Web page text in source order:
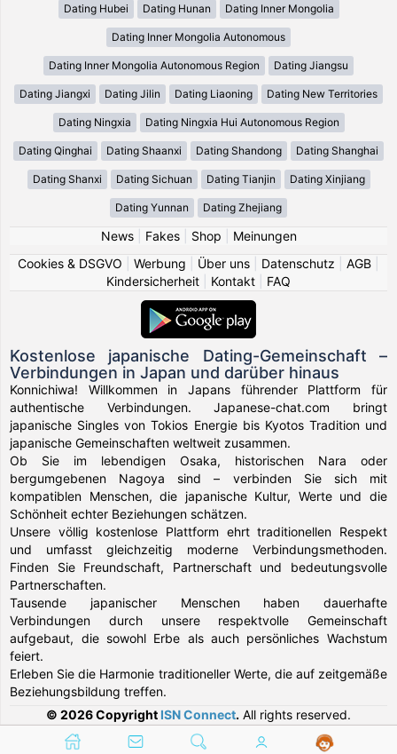
Dating Hubei Dating Hunan Dating Inner Mongolia
Dating Inner Mongolia Autonomous
Dating Inner Mongolia Autonomous Region Dating Jiangsu
Dating Jiangxi Dating Jilin Dating Liaoning Dating New Territories
Dating Ningxia Dating Ningxia Hui Autonomous Region
Dating Qinghai Dating Shaanxi Dating Shandong Dating Shanghai
Dating Shanxi Dating Sichuan Dating Tianjin Dating Xinjiang
Dating Yunnan Dating Zhejiang
News| Fakes| Shop
Meinungen
Cookies & DSGVO
Werbung Über uns Datenschutz AGB
Kindersicherheit
Kontakt FAQ
Kostenlose japanische Dating-Gemeinschaft –
Verbindungen in Japan und darüber hinaus
Konnichiwa! Willkommen in Japans führender Plattform für
authentische Verbindungen. Japanese-chat.com bringt
japanische Singles von Tokios Energie bis Kyotos Tradition und
japanische Gemeinschaften weltweit zusammen.
Ob Sie im lebendigen Osaka, historischen Nara oder
bergumgebenen Nagoya sind – verbinden Sie sich mit
kompatiblen Menschen, die japanische Kultur, Werte und die
Schönheit echter Beziehungen schätzen.
Unsere völlig kostenlose Plattform ehrt traditionellen Respekt
und umfasst gleichzeitig moderne Verbindungsmethoden.
Finden Sie Freundschaft, Partnerschaft und bedeutungsvolle
Partnerschaften.
Tausende japanischer Menschen haben dauerhafte
Verbindungen durch unsere respektvolle Gemeinschaft
aufgebaut, die sowohl Erbe als auch persönliches Wachstum
feiert.
Erleben Sie die Harmonie traditioneller Werte, die auf zeitgemäße
Beziehungsbildung treffen.
© 2026 Copyright ISN Connect. All rights reserved.